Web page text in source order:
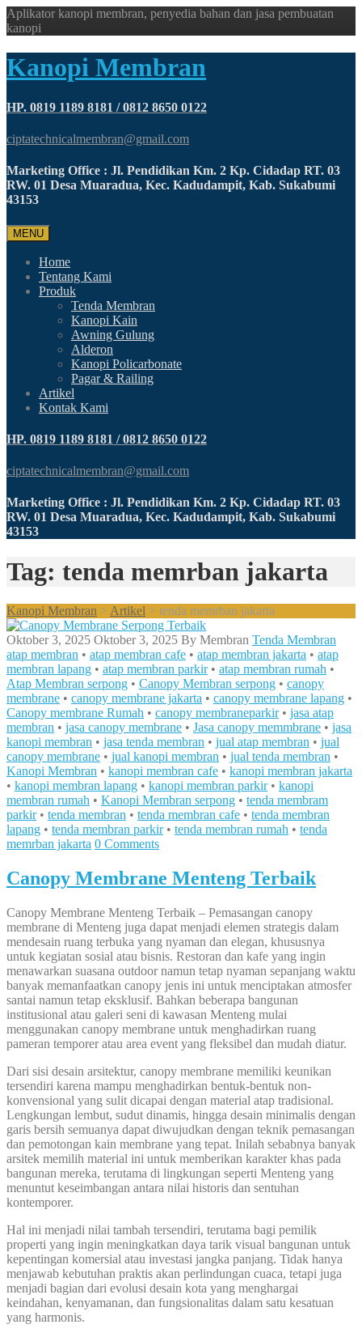
Aplikator kanopi membran, penyedia bahan dan jasa pembuatan
kanopi
Kanopi Membran
HP. 0819 1189 8181 / 0812 8650 0122
ciptatechnicalmembran@gmail.com
Marketing Office : Jl. Pendidikan Km. 2 Kp. Cidadap RT. 03
RW. 01 Desa Muaradua, Kec. Kadudampit, Kab. Sukabumi
43153
MENU
Home
Tentang Kami
Produk
Tenda Membran
Kanopi Kain
Awning Gulung
Alderon
Kanopi Policarbonate
Pagar & Railing
Artikel
Kontak Kami
HP. 0819 1189 8181 / 0812 8650 0122
ciptatechnicalmembran@gmail.com
Marketing Office : Jl. Pendidikan Km. 2 Kp. Cidadap RT. 03
RW. 01 Desa Muaradua, Kec. Kadudampit, Kab. Sukabumi
43153
Tag: tenda memrban jakarta
Kanopi Membran > Artikel > tenda memrban jakarta
Oktober 3, 2025 Oktober 3, 2025 By Membran Tenda Membran
atap membran • atap membran cafe • atap membran jakarta • atap
membran lapang • atap membran parkir• atap membran rumah •
Atap Membran serpong • Canopy Membran serpong • canopy
membrane • canopy membrane jakarta • canopy membrane lapang •
Canopy membrane Rumah • canopy membraneparkir• jasa atap
membran • jasa canopy membrane • Jasa canopy memmbrane • jasa
kanopi membran • jasa tenda membran • jual atap membran • jual
canopy membrane • jual kanopi membran • jual tenda membran •
Kanopi Membran • kanopi membran cafe • kanopi membran jakarta
• kanopi membran lapang • kanopi membran parkir• kanopi
membran rumah • Kanopi Membran serpong • tenda membram
parkir• tenda membran • tenda membran cafe • tenda membran
lapang • tenda membran parkir• tenda membran rumah • tenda
memrban jakarta 0 Comments
Canopy Membrane Menteng Terbaik
Canopy Membrane Menteng Terbaik – Pemasangan canopy
membrane di Menteng juga dapat menjadi elemen strategis dalam
mendesain ruang terbuka yang nyaman dan elegan, khususnya
untuk kegiatan sosial atau bisnis. Restoran dan kafe yang ingin
menawarkan suasana outdoor namun tetap nyaman sepanjang waktu
banyak memanfaatkan canopy jenis ini untuk menciptakan atmosfer
santai namun tetap eksklusif. Bahkan beberapa bangunan
institusional atau galeri seni di kawasan Menteng mulai
menggunakan canopy membrane untuk menghadirkan ruang
pameran temporer atau area event yang fleksibel dan mudah diatur.
Dari sisi desain arsitektur, canopy membrane memiliki keunikan
tersendiri karena mampu menghadirkan bentuk-bentuk non-
konvensional yang sulit dicapai dengan material atap tradisional.
Lengkungan lembut, sudut dinamis, hingga desain minimalis dengan
garis bersih semuanya dapat diwujudkan dengan teknik pemasangan
dan pemotongan kain membrane yang tepat. Inilah sebabnya banyak
arsitek memilih material ini untuk memberikan karakter khas pada
bangunan mereka, terutama di lingkungan seperti Menteng yang
menuntut keseimbangan antara nilai historis dan sentuhan
kontemporer.
Hal ini menjadi nilai tambah tersendiri, terutama bagi pemilik
properti yang ingin meningkatkan daya tarik visual bangunan untuk
kepentingan komersial atau investasi jangka panjang. Tidak hanya
menjawab kebutuhan praktis akan perlindungan cuaca, tetapi juga
menjadi bagian dari evolusi desain kota yang menghargai
keindahan, kenyamanan, dan fungsionalitas dalam satu kesatuan
yang harmonis.